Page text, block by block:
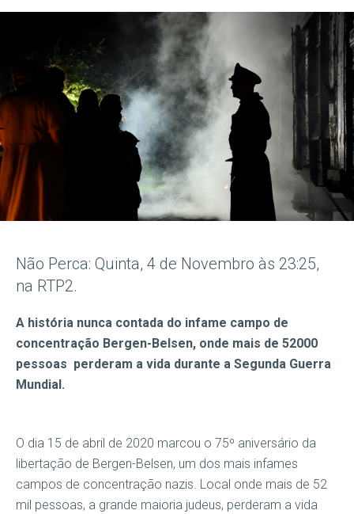
Não Perca: Quinta, 4 de Novembro às 23:25,
na RTP2.
A história nunca contada do infame campo de
concentração Bergen-Belsen, onde mais de 52000
pessoas perderam a vida durante a Segunda Guerra
Mundial.
O dia 15 de abril de 2020 marcou o 75º aniversário da
libertação de Bergen-Belsen, um dos mais infames
campos de concentração nazis. Local onde mais de 52
mil pessoas, a grande maioria judeus, perderam a vida